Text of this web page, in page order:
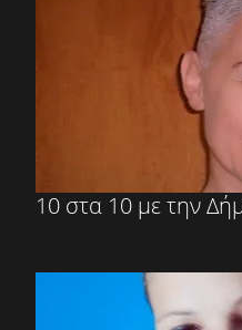
10 στα 10 με την